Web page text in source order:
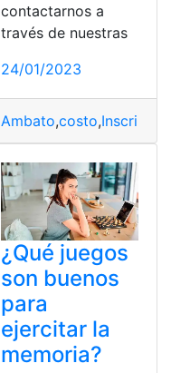
contactarnos a
través de nuestras
24/01/2023
Ambato,costo,
¿Qué juegos
son buenos
para
ejercitar la
memoria?